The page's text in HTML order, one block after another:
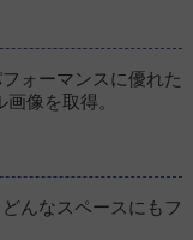
ォーマンスに優れた
像を取得。
んなスペースにもフ